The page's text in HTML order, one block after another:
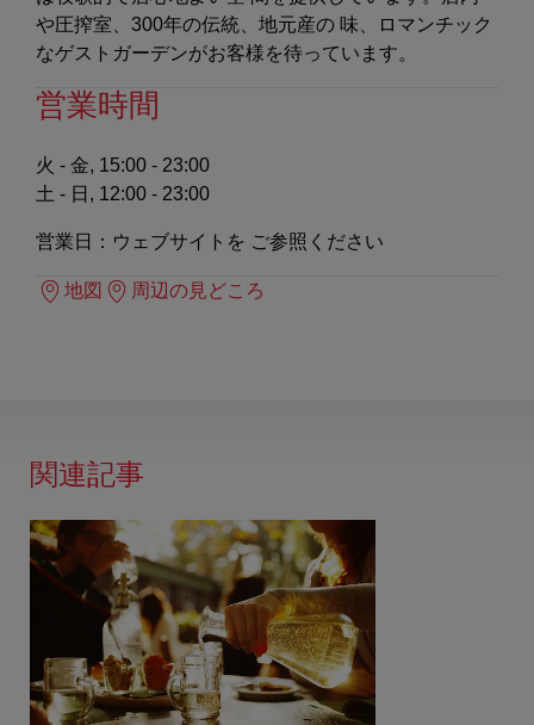
や圧搾室、300年の伝統、地元産の 味、ロマンチック
なゲストガーデンがお客様を待っています。
営業時間
火 - 金, 15:00 - 23:00
土 - 日, 12:00 - 23:00
営業日：ウェブサイトを ご参照ください
地図 周辺の見どころ
関連記事